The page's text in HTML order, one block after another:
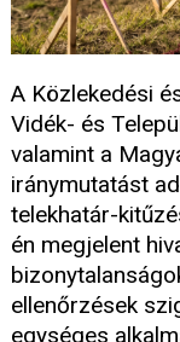
A Közlekedési
Vidék- és
valamint a
iránymutatást
telekhatár-
én megjelent
ellenőrzések
egységes